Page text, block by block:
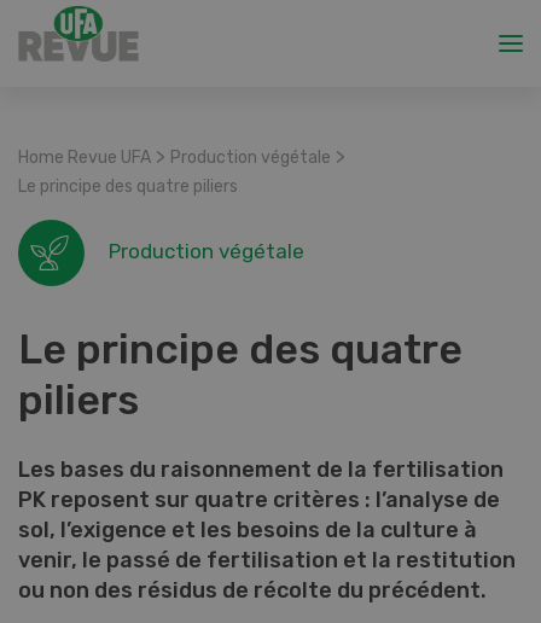
Home Revue UFA > Production végétale >
Le principe des quatre piliers
Production végétale
Le principe des quatre
piliers
Les bases du raisonnement de la fertilisation
PK reposent sur quatre critères : l’analyse de
sol, l’exigence et les besoins de la culture à
venir, le passé de fertilisation et la restitution
ou non des résidus de récolte du précédent.